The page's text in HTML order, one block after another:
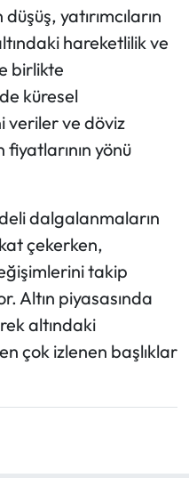
yatırımcıların
hareketlilik ve
birlikte
küresel
veriler ve döviz
yönü
dalgalanmaların
çekerken,
takip
Altın piyasasında
altındaki
çok izlenen başlıklar